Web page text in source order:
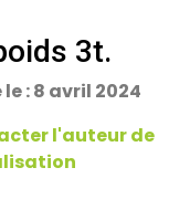
67590
3t.
le : 8 avril 2024
l'auteur de